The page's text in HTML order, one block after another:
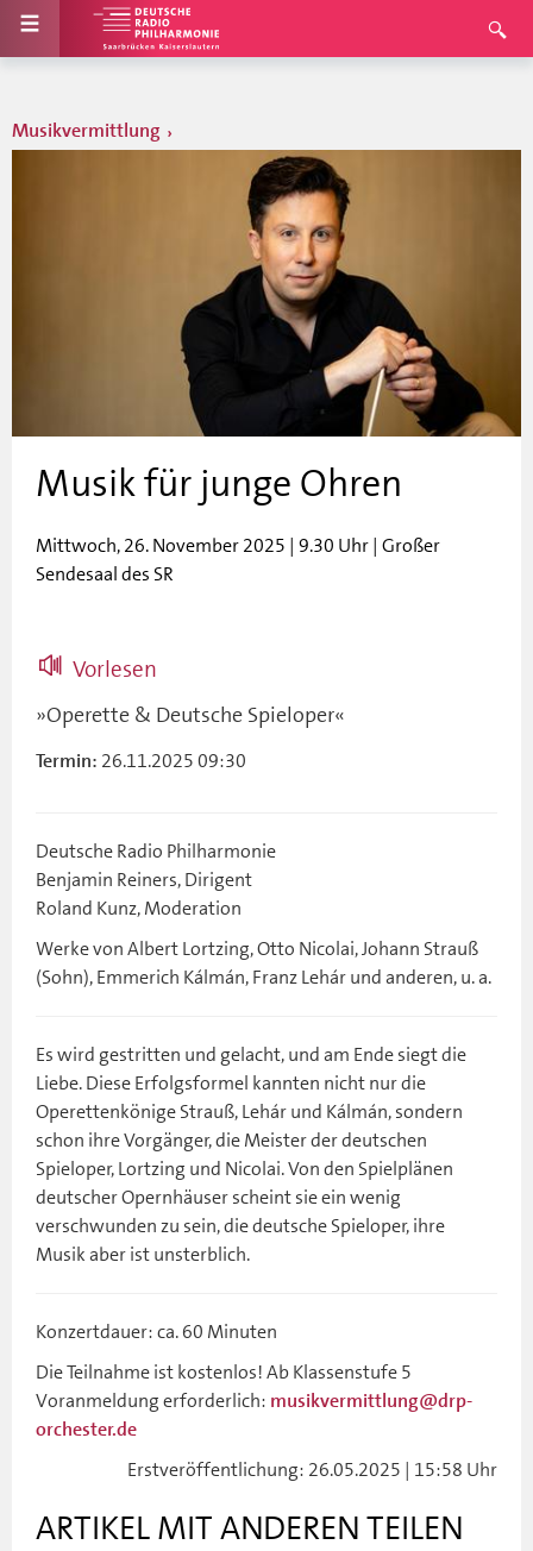
Musikvermittlung
Musik für junge Ohren
Mittwoch, 26. November 2025 | 9.30 Uhr | Großer
Sendesaal des SR
Vorlesen
»Operette & Deutsche Spieloper«
Termin: 26.11.2025 09:30
Deutsche Radio Philharmonie
Benjamin Reiners, Dirigent
Roland Kunz, Moderation
Werke von Albert Lortzing, Otto Nicolai, Johann Strauß
(Sohn), Emmerich Kálmán, Franz Lehár und anderen, u. a.
Es wird gestritten und gelacht, und am Ende siegt die
Liebe. Diese Erfolgsformel kannten nicht nur die
Operettenkönige Strauß, Lehár und Kálmán, sondern
schon ihre Vorgänger, die Meister der deutschen
Spieloper, Lortzing und Nicolai. Von den Spielplänen
deutscher Opernhäuser scheint sie ein wenig
verschwunden zu sein, die deutsche Spieloper, ihre
Musik aber ist unsterblich.
Konzertdauer: ca. 60 Minuten
Die Teilnahme ist kostenlos! Ab Klassenstufe 5
Voranmeldung erforderlich: musikvermittlung@drp-
orchester.de
Erstveröffentlichung: 26.05.2025 | 15:58 Uhr
ARTIKEL MIT ANDEREN TEILEN